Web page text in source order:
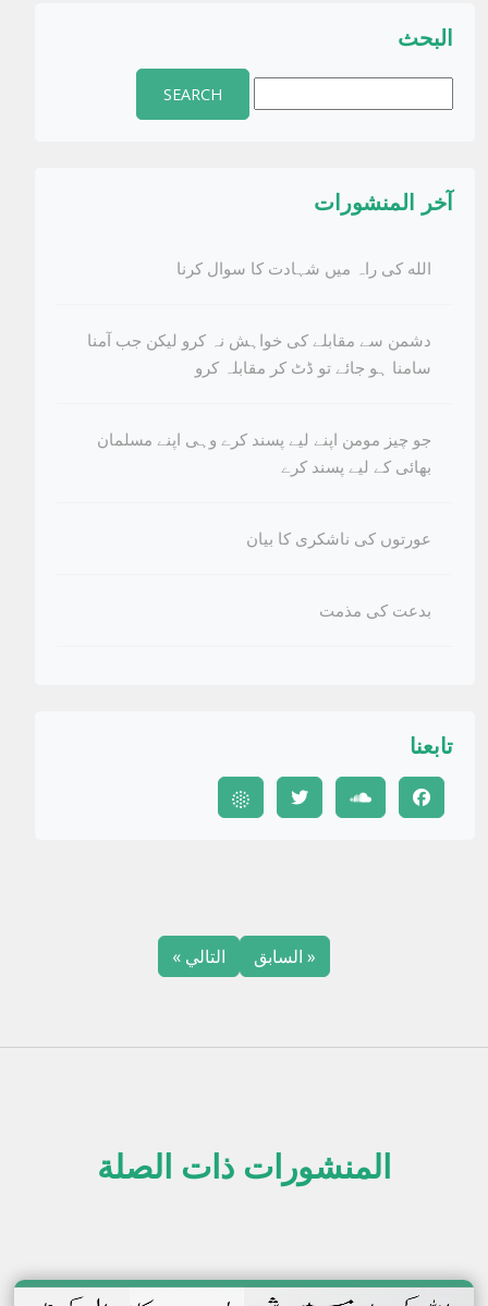
البحث
Search
for:
آخر المنشورات
الله کی راہ میں شہادت کا سوال کرنا
دشمن سے مقابلے کی خواہش نہ کرو لیکن جب آمنا
سامنا ہو جائے تو ڈٹ کر مقابلہ کرو
جو چیز مومن اپنے لیے پسند کرے وہی اپنے مسلمان
بھائی کے لیے پسند کرے
عورتوں کی ناشکری کا بیان
بدعت کی مذمت
تابعنا
« السابق التالي »
المنشورات ذات الصلة